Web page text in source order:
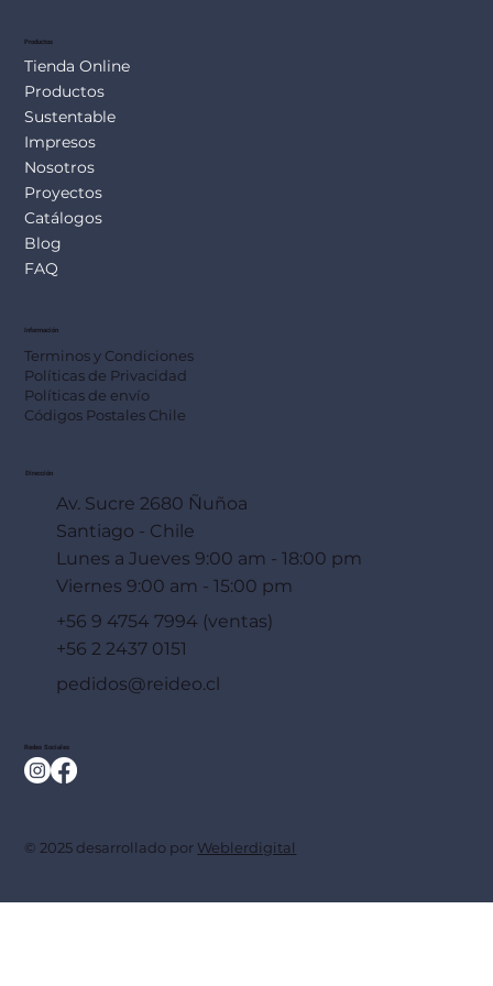
Productos
Tienda Online
Productos
Sustentable
Impresos
Nosotros
Proyectos
Catálogos
Blog
FAQ
Información
Terminos y Condiciones
Políticas de Privacidad
Políticas de envío
Códigos Postales Chile
Dirección
Av. Sucre 2680 Ñuñoa
Santiago - Chile
Lunes a Jueves 9:00 am - 18:00 pm
Viernes 9:00 am - 15:00 pm
+56 9 4754 7994 (ventas)
+56 2 2437 0151
pedidos@reideo.cl
Redes Sociales
© 2025 desarrollado por Weblerdigital